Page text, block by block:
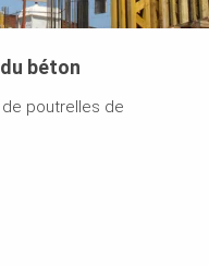
béton
poutrelles de